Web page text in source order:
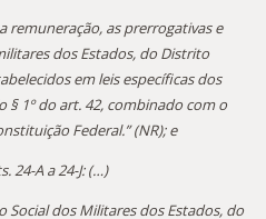
remuneração, as prerrogativas e
dos Estados, do Distrito
em leis específicas dos
1º do art. 42, combinado com o
Federal.” (NR); e
24-A a 24-J: (…)
Social dos Militares dos Estados, do